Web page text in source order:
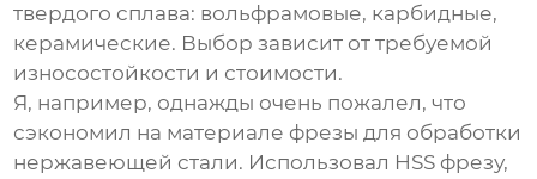
твердого сплава: вольфрамовые, карбидные,
керамические. Выбор зависит от требуемой
износостойкости и стоимости.
Я, например, однажды очень пожалел, что
сэкономил на материале фрезы для обработки
нержавеющей стали. Использовал HSS фрезу,